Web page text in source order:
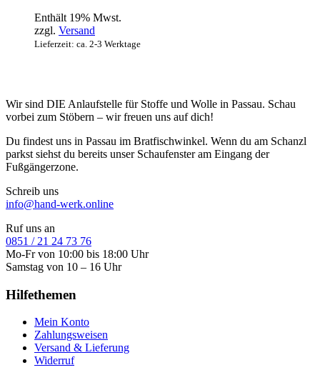
Enthält 19% Mwst.
zzgl. Versand
Lieferzeit: ca. 2-3 Werktage
Wir sind DIE Anlaufstelle für Stoffe und Wolle in Passau. Schau
vorbei zum Stöbern – wir freuen uns auf dich!
Du findest uns in Passau im Bratfischwinkel. Wenn du am Schanzl
parkst siehst du bereits unser Schaufenster am Eingang der
Fußgängerzone.
Schreib uns
info@hand-werk.online
Ruf uns an
0851 / 21 24 73 76
Mo-Fr von 10:00 bis 18:00 Uhr
Samstag von 10 – 16 Uhr
Hilfethemen
Mein Konto
Zahlungsweisen
Versand & Lieferung
Widerruf